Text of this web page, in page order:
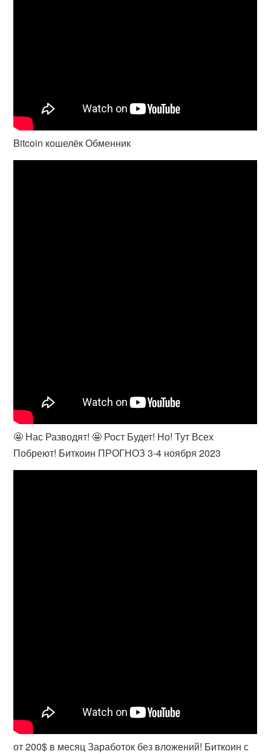
Bitcoin кошелёк Обменник
🤩 Нас Разводят! 🤩 Рост Будет! Но! Тут Всех
Побреют! Биткоин ПРОГНОЗ 3-4 ноября 2023
от 200$ в месяц Заработок без вложений! Биткоин с